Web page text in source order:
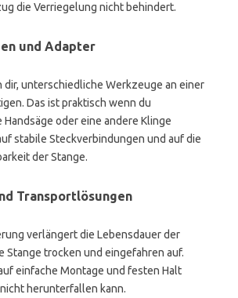
die Verriegelung nicht behindert.
und Adapter
dir, unterschiedliche Werkzeuge an einer
Das ist praktisch wenn du
oder eine andere Klinge
stabile Steckverbindungen und auf die
der Stange.
Transportlösungen
verlängert die Lebensdauer der
Stange trocken und eingefahren auf.
einfache Montage und festen Halt
herunterfallen kann.